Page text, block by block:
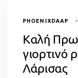
PHOENIXDAAP
Καλή
γιορτινό
Λάρισας